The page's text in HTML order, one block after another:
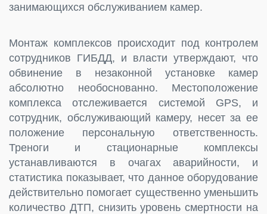
занимающихся обслуживанием камер.
Монтаж комплексов происходит под контролем
сотрудников ГИБДД, и власти утверждают, что
обвинение в незаконной установке камер
абсолютно необоснованно. Местоположение
комплекса отслеживается системой GPS, и
сотрудник, обслуживающий камеру, несет за ее
положение персональную ответственность.
Треноги и стационарные комплексы
устанавливаются в очагах аварийности, и
статистика показывает, что данное оборудование
действительно помогает существенно уменьшить
количество ДТП, снизить уровень смертности на